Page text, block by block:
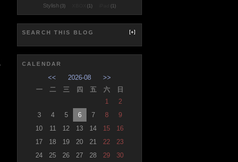
Stylish (3) (1) (1)
SEARCH THIS BLOG
CALENDAR
<< 2026-08
>>
一
二 三 四 五 六
日
1
2
3
4 5 6 7 8
9
10
11 12 13 14 15
16
17
18 19 20 21 22
23
24
25 26 27 28 29
30